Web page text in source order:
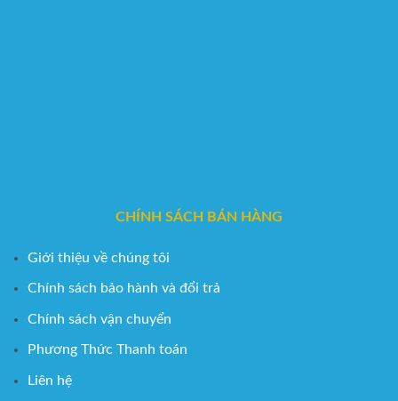
CHÍNH SÁCH BÁN HÀNG
Giới thiệu về chúng tôi
Chính sách bảo hành và đổi trả
Chính sách vận chuyển
Phương Thức Thanh toán
Liên hệ